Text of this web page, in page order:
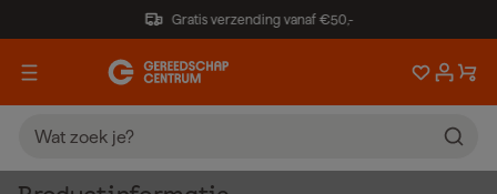
Gratis verzending vanaf €50,-